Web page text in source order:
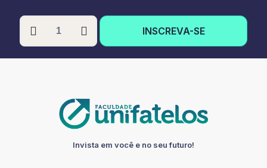
PÓS-
GRADUAÇÃO
EM
INSCREVA-SE
Invista em você e no seu futuro!